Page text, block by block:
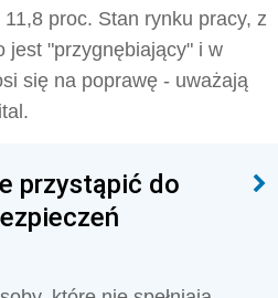
proc. Stan rynku pracy, z
jest "przygnębiający" i w
się na poprawę - uważają
przystąpić do